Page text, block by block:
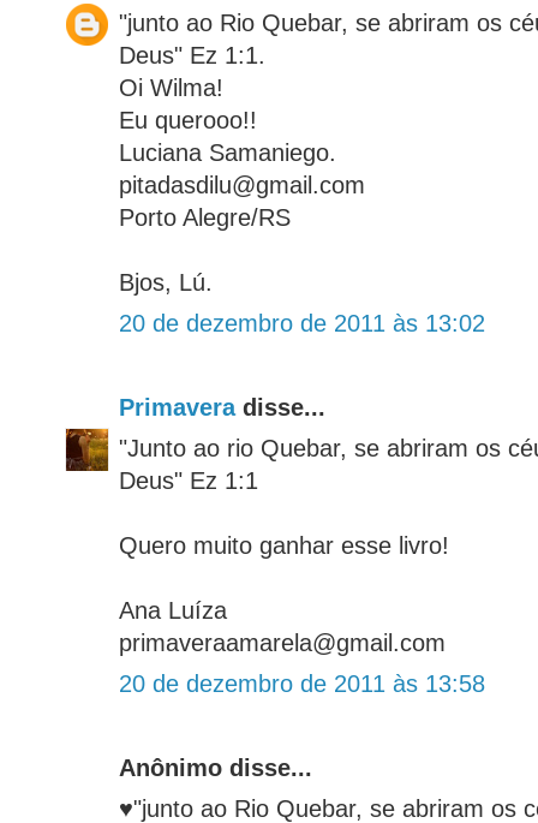
"junto ao Rio Quebar, se abriram os
Deus" Ez 1:1.
Oi Wilma!
Eu querooo!!
Luciana Samaniego.
pitadasdilu@gmail.com
Porto Alegre/RS
Bjos, Lú.
20 de dezembro de 2011 às 13:02
Primaveradisse...
"Junto ao rio Quebar, se abriram os
Deus" Ez 1:1
Quero muito ganhar esse livro!
Ana Luíza
primaveraamarela@gmail.com
20 de dezembro de 2011 às 13:58
Anônimo disse...
♥"junto ao Rio Quebar, se abriram os